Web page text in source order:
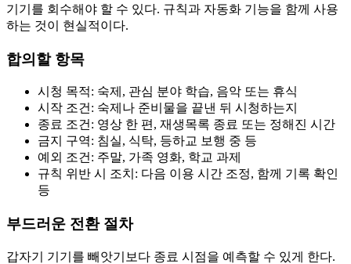
기기를 회수해야 할 수 있다. 규칙과 자동화 기능을 함께 사용
하는 것이 현실적이다.
합의할 항목
시청 목적: 숙제, 관심 분야 학습, 음악 또는 휴식
시작 조건: 숙제나 준비물을 끝낸 뒤 시청하는지
종료 조건: 영상 한 편, 재생목록 종료 또는 정해진 시간
금지 구역: 침실, 식탁, 등하교 보행 중 등
예외 조건: 주말, 가족 영화, 학교 과제
규칙 위반 시 조치: 다음 이용 시간 조정, 함께 기록 확인
등
부드러운 전환 절차
갑자기 기기를 빼앗기보다 종료 시점을 예측할 수 있게 한다.